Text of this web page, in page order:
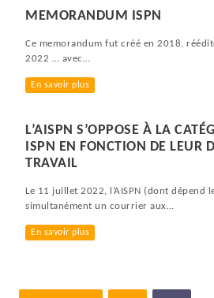
MEMORANDUM ISPN
Ce memorandum fut créé en 2018,
2022 … avec…
En savoir plus
L’AISPN S’OPPOSE À LA
ISPN EN FONCTION DE LEUR
TRAVAIL
Le 11 juillet 2022, l’AISPN (dont dépend
simultanément un courrier aux…
En savoir plus